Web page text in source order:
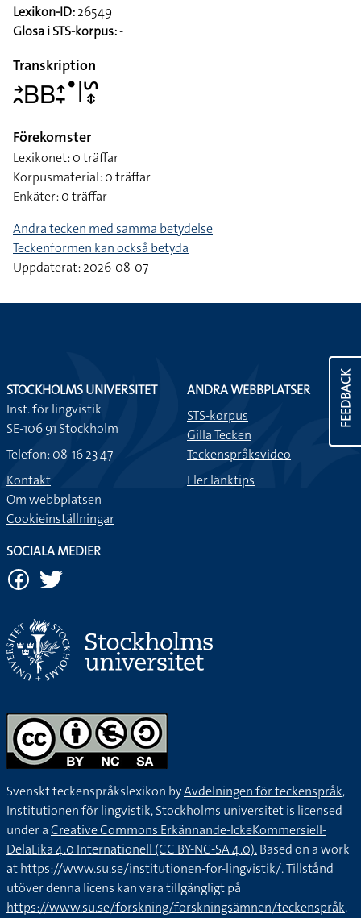
Lexikon-ID:26549
Glosa i STS-korpus:-
Transkription
􌥔􌥘􌤧􌤧􌤴􌥙􌤟􌥼􌥲􌦋
Förekomster
Lexikonet: 0 träffar
Korpusmaterial: 0 träffar
Enkäter: 0 träffar
Andra tecken med samma betydelse
Teckenformen kan också betyda
Uppdaterat: 2026-08-07
FEEDBACK
STOCKHOLMS UNIVERSITET
Inst. för lingvistik
SE-106 91 Stockholm
Telefon: 08-16 23 47
Kontakt
Om webbplatsen
Cookieinställningar
ANDRA WEBBPLATSER
STS-korpus
Gilla Tecken
Teckenspråksvideo
Fler länktips
SOCIALA MEDIER
Svenskt teckenspråkslexikon byAvdelningen för teckenspråk,
Institutionen för lingvistik, Stockholms universitetis licensed
under aCreative Commons Erkännande-IckeKommersiell-
DelaLika 4.0 Internationell (CC BY-NC-SA 4.0).Based on a work
athttps://www.su.se/institutionen-for-lingvistik/. Tillstånd
utöver denna licens kan vara tillgängligt på
https://www.su.se/forskning/forskningsämnen/teckenspråk.